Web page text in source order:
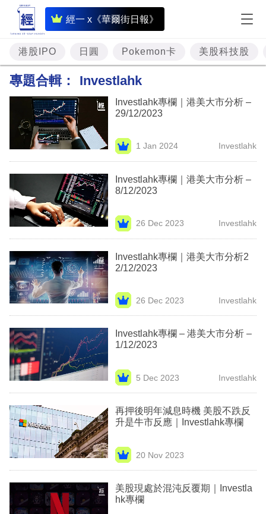
經一 x《華爾街日報》
即
時
財
經
題
投
資
樓
市
理
商
業
科
技
職
場
生
時
事
欄
訂
港股IPO 日圓 Pokemon卡 美股科技股
專題合輯： Investlahk
Investlahk專欄｜港美大市分析 –
29/12/2023
1 Jan 2024 Investlahk
Investlahk專欄｜港美大市分析 –
8/12/2023
26 Dec 2023 Investlahk
Investlahk專欄｜港美大市分析2
2/12/2023
26 Dec 2023 Investlahk
Investlahk專欄 – 港美大市分析 –
1/12/2023
5 Dec 2023 Investlahk
再押後明年減息時機 美股不跌反
升是牛市反應｜Investlahk專欄
20 Nov 2023
美股現處於混沌反覆期｜Investla
hk專欄